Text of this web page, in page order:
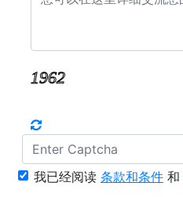
我已经阅读 条款和条件 和